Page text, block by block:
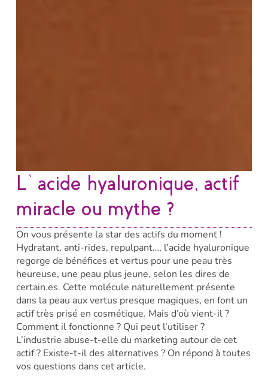
L’acide hyaluronique, actif
miracle ou mythe ?
On vous présente la star des actifs du moment !
Hydratant, anti-rides, repulpant…, l’acide hyaluronique
regorge de bénéfices et vertus pour une peau très
heureuse, une peau plus jeune, selon les dires de
certain.es. Cette molécule naturellement présente
dans la peau aux vertus presque magiques, en font un
actif très prisé en cosmétique. Mais d’où vient-il ?
Comment il fonctionne ? Qui peut l’utiliser ?
L’industrie abuse-t-elle du marketing autour de cet
actif ? Existe-t-il des alternatives ? On répond à toutes
vos questions dans cet article.